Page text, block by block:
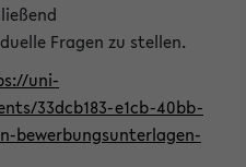
Fragen zu stellen.
uni-
33dcb183-e1cb-40bb-
bewerbungsunterlagen-